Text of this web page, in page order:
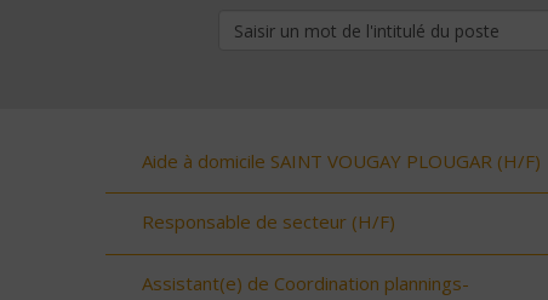
Aide à domicile SAINT VOUGAY PLOUGAR (H/F)
Responsable de secteur (H/F)
Assistant(e) de Coordination plannings-